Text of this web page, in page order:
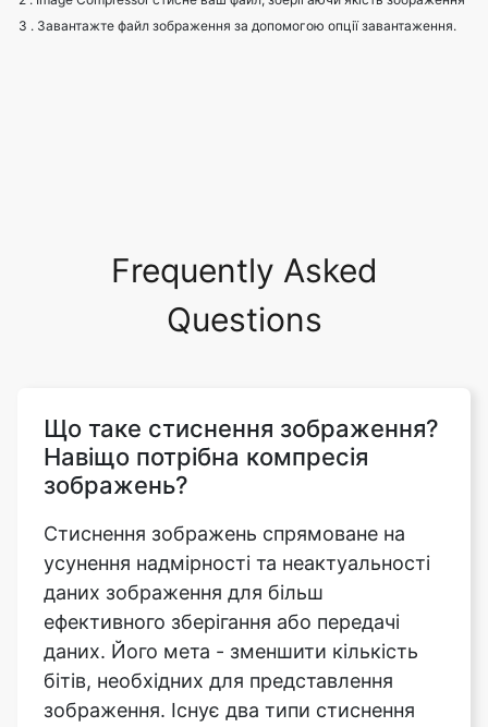
Що таке стиснення зображення?
Стиснення зображень спрямоване на
усунення надмірності та неактуальності
даних зображення для більш
ефективного зберігання або передачі
даних. Його мета - зменшити кількість
бітів, необхідних для представлення
зображення. Існує два типи стиснення
зображень: без втрат і без втрат.
Ключовими перевагами стиснення є
економія обладнання для зберігання